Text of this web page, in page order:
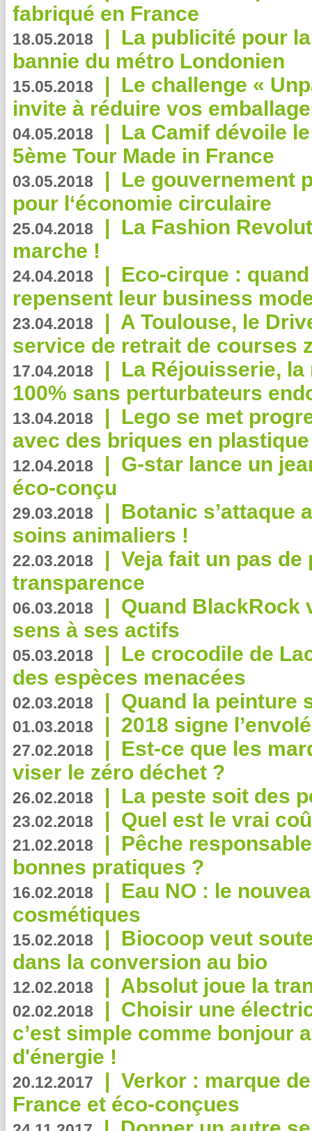
fabriqué en France
18.05.2018 | La publicité pour
bannie du métro Londonien
15.05.2018 | Le challenge «
invite à réduire vos
04.05.2018 | La Camif dévoile
5ème Tour Made in France
03.05.2018 | Le gouvernement
pour l‘économie circulaire
25.04.2018 | La Fashion
marche !
24.04.2018 | Eco-cirque :
repensent leur business
23.04.2018 | A Toulouse, le
service de retrait de courses
17.04.2018 | La Réjouisserie,
100% sans perturbateurs
13.04.2018 | Lego se met
avec des briques en
12.04.2018 | G-star lance un
éco-conçu
29.03.2018 | Botanic s’attaque
soins animaliers !
22.03.2018 | Veja fait un pas de
transparence
06.03.2018 | Quand BlackRock
sens à ses actifs
05.03.2018 | Le crocodile de
des espèces menacées
02.03.2018 | Quand la peinture
01.03.2018 | 2018 signe
27.02.2018 | Est-ce que les
viser le zéro déchet ?
26.02.2018 | La peste soit des
23.02.2018 | Quel est le vrai
21.02.2018 | Pêche
bonnes pratiques ?
16.02.2018 | Eau NO : le
cosmétiques
15.02.2018 | Biocoop veut
dans la conversion au bio
12.02.2018 | Absolut joue la
02.02.2018 | Choisir une
c’est simple comme bonjour
d'énergie !
20.12.2017 | Verkor : marque
France et éco-conçues